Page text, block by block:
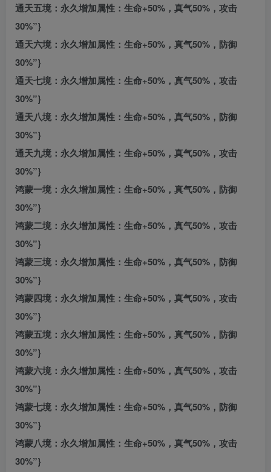
通天五境：永久增加属性：生命+50%，真气50%，攻击
30%”}
通天六境：永久增加属性：生命+50%，真气50%，防御
30%”}
通天七境：永久增加属性：生命+50%，真气50%，攻击
30%”}
通天八境：永久增加属性：生命+50%，真气50%，防御
30%”}
通天九境：永久增加属性：生命+50%，真气50%，攻击
30%”}
鸿蒙一境：永久增加属性：生命+50%，真气50%，防御
30%”}
鸿蒙二境：永久增加属性：生命+50%，真气50%，攻击
30%”}
鸿蒙三境：永久增加属性：生命+50%，真气50%，防御
30%”}
鸿蒙四境：永久增加属性：生命+50%，真气50%，攻击
30%”}
鸿蒙五境：永久增加属性：生命+50%，真气50%，防御
30%”}
鸿蒙六境：永久增加属性：生命+50%，真气50%，攻击
30%”}
鸿蒙七境：永久增加属性：生命+50%，真气50%，防御
30%”}
鸿蒙八境：永久增加属性：生命+50%，真气50%，攻击
30%”}